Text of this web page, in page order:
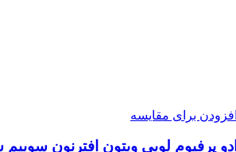
برای مقایسه
پرفیوم لویی ویتون افترنون